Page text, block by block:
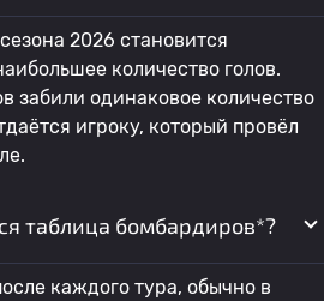
Спортиво Триниденсе
Рубио Ну 1
Спортиво Триниденсе
2026 становится
количество голов.
забили одинаковое количество
игроку, который провёл
таблица бомбардиров*?
каждого тура, обычно в